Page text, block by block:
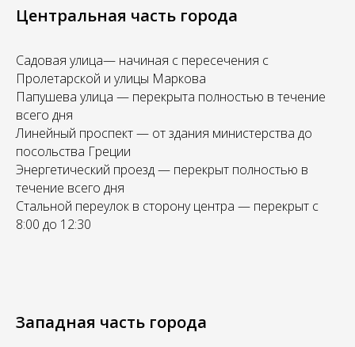
Центральная часть города
Садовая улица— начиная с пересечения с
Пролетарской и улицы Маркова
Папушева улица — перекрыта полностью в течение
всего дня
Линейный проспект — от здания министерства до
посольства Греции
Энергетический проезд — перекрыт полностью в
течение всего дня
Стальной переулок в сторону центра — перекрыт с
8:00 до 12:30
Западная часть города